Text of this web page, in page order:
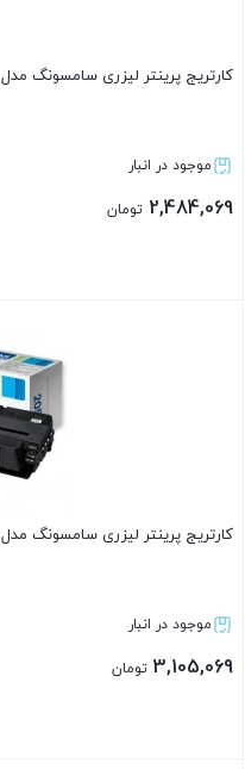
کارتریج پرینتر لیزری سامسونگ مدل 209
موجود در انبار
2,484,069 تومان
کارتریج پرینتر لیزری سامسونگ مدل 205
موجود در انبار
3,105,069 تومان